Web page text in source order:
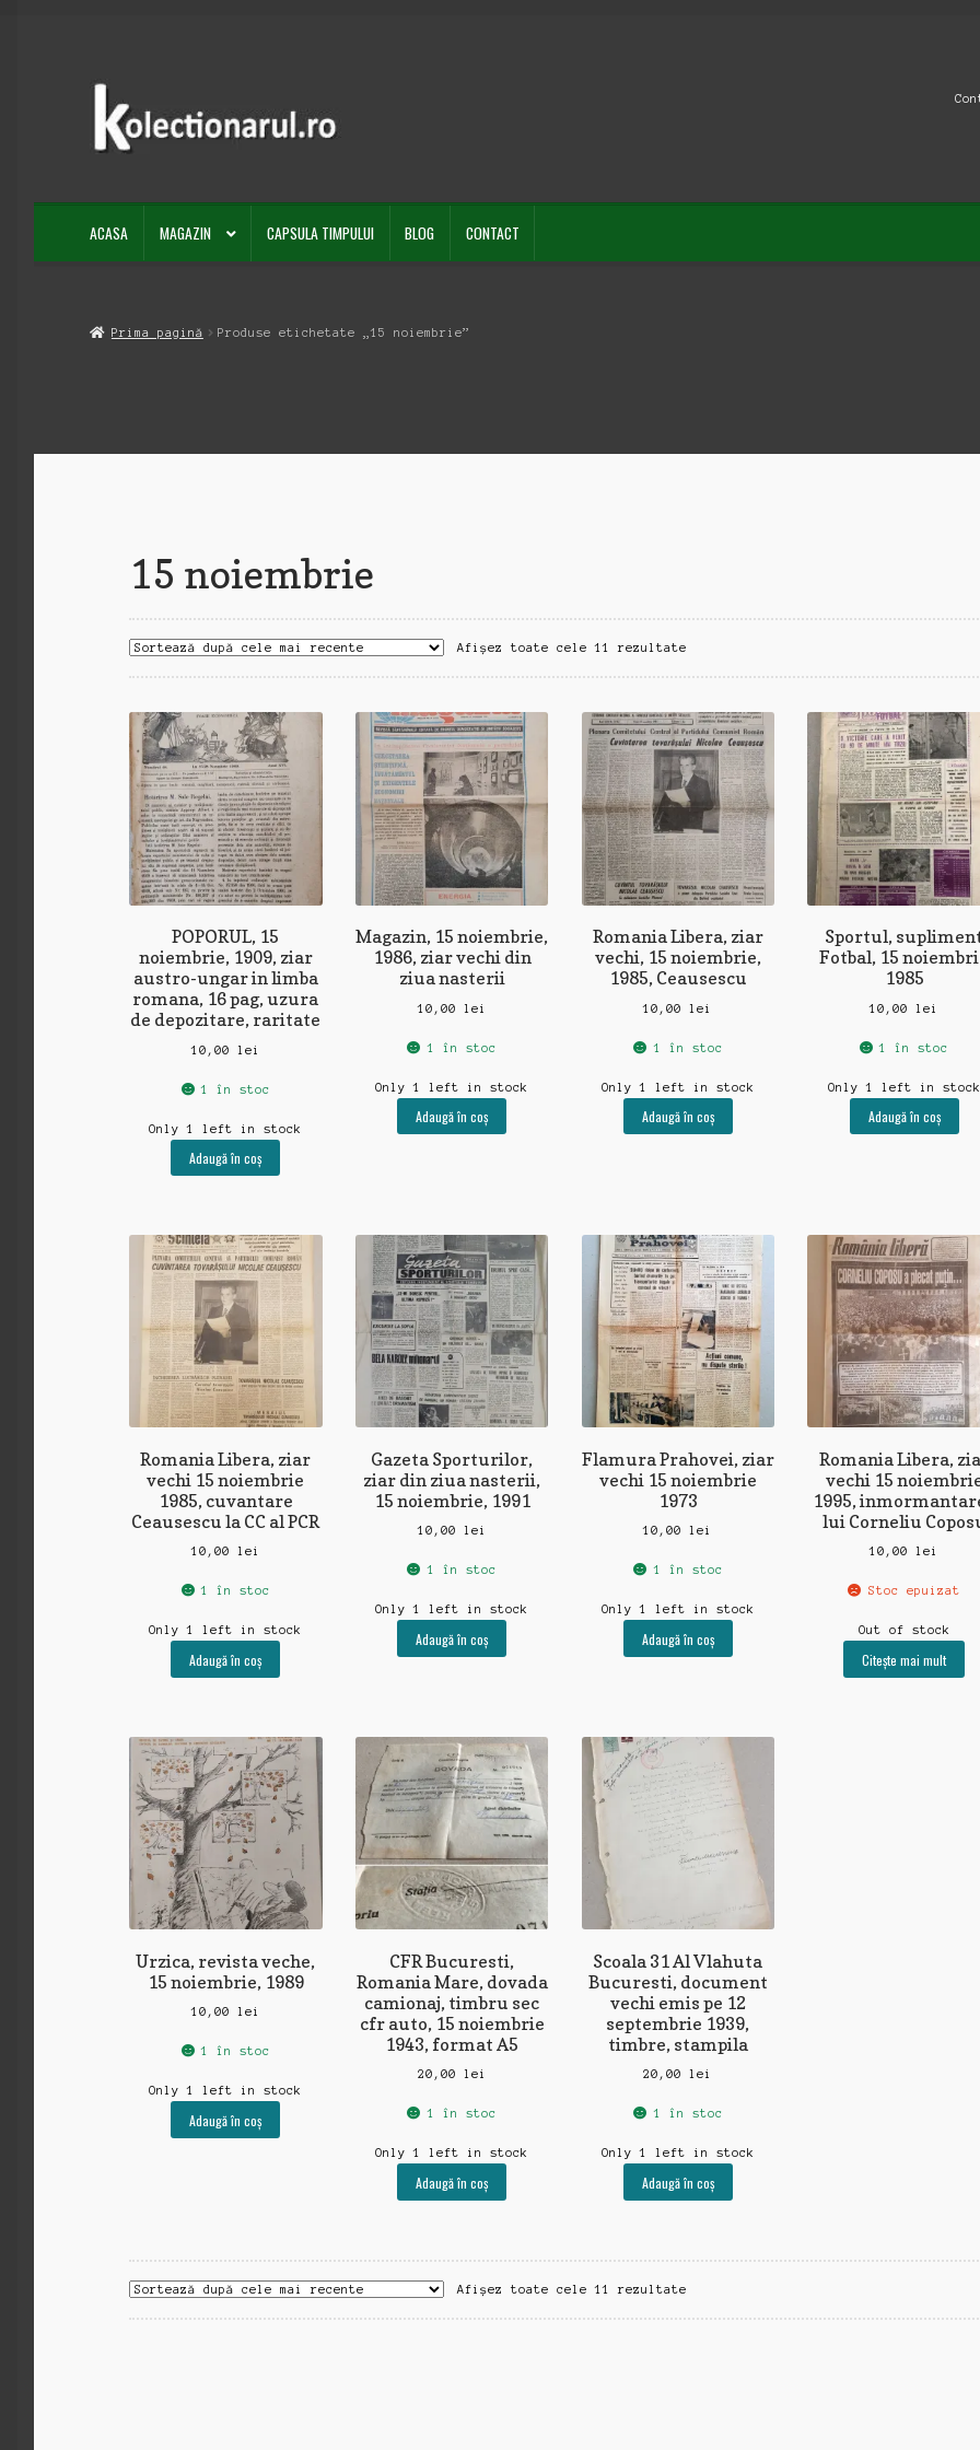
Sari
navigare
Sari
conținut
ACASA MAGAZIN CAPSULA TIMPULUI BLOG CONTACT
Prima pagină Produse etichetate „15 noiembrie”
15 noiembrie
Afișez toate cele 11 rezultate
recente
POPORUL, 15
noiembrie, 1909, ziar
austro-ungar in limba
romana, 16 pag, uzura
de depozitare, raritate
10,00 lei
1 în stoc
Only 1 left in stock
Adaugă în coș
Magazin, 15 noiembrie,
1986, ziar vechi din
ziua nasterii
10,00 lei
1 în stoc
Only 1 left in stock
Adaugă în coș
Romania Libera, ziar
vechi, 15 noiembrie,
1985, Ceausescu
10,00lei
1 în stoc
Only 1 left in stock
Adaugă în coș
Sportul,
Fotbal, 15
1985
10,00lei
1 în stoc
Only 1 left in stock
Adaugă în coș
Romania Libera, ziar
vechi 15 noiembrie
1985, cuvantare
Ceausescu la CC al PCR
10,00 lei
1 în stoc
Only 1 left in stock
Adaugă în coș
Gazeta Sporturilor,
ziar din ziua nasterii,
15 noiembrie, 1991
10,00 lei
1 în stoc
Only 1 left in stock
Adaugă în coș
Flamura Prahovei, ziar
vechi 15 noiembrie
1973
10,00lei
1 în stoc
Only 1 left in stock
Adaugă în coș
Romania Libera,
vechi 15
1995,
lui Corneliu
10,00lei
Stoc epuizat
Out of stock
Citește mai mult
Urzica, revista veche,
15 noiembrie, 1989
10,00 lei
1 în stoc
Only 1 left in stock
Adaugă în coș
CFR Bucuresti,
Romania Mare, dovada
camionaj, timbru sec
cfr auto, 15 noiembrie
1943, format A5
20,00 lei
1 în stoc
Only 1 left in stock
Adaugă în coș
Scoala 31 Al Vlahuta
Bucuresti, document
vechi emis pe 12
septembrie 1939,
timbre, stampila
20,00lei
1 în stoc
Only 1 left in stock
Adaugă în coș
Afișez toate cele 11 rezultate